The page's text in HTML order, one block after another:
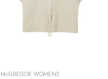
McGREGOR WOMENS